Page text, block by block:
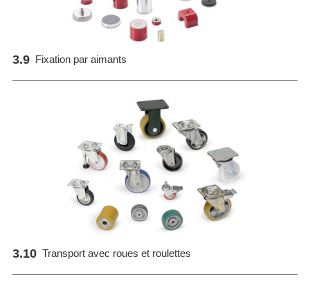
3.9 Fixation par aimants
3.10 Transport avec roues et roulettes